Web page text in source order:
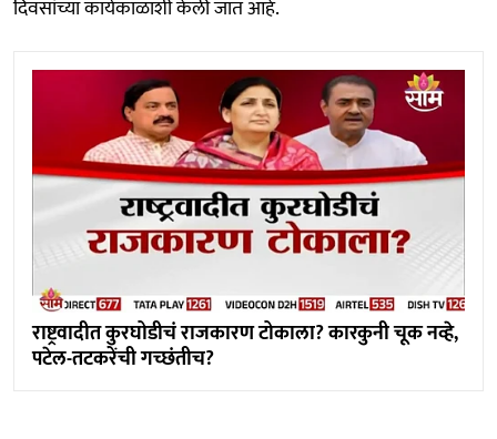
दिवसांच्या कार्यकाळाशी केली जात आहे.
राष्ट्रवादीत कुरघोडीचं राजकारण टोकाला? कारकुनी चूक नव्हे,
पटेल-तटकरेंची गच्छंतीच?